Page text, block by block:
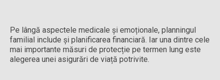
Pe lângă aspectele medicale și emoționale, planningul
familial include și planificarea financiară. Iar una dintre cele
mai importante măsuri de protecție pe termen lung este
alegerea unei asigurări de viață potrivite.